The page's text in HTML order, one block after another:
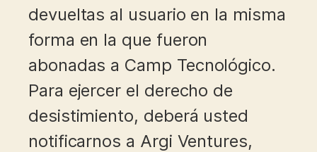
devueltas al usuario en la misma
forma en la que fueron
abonadas a Camp Tecnológico.
Para ejercer el derecho de
desistimiento, deberá usted
notificarnos a Argi Ventures,